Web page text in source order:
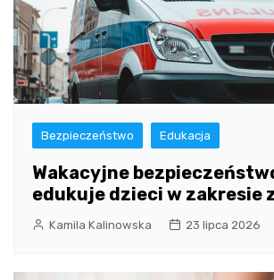
Bezpieczeństwo Edukacja
Wakacyjne
edukuje dzieci w zakresie
Kamila Kalinowska 23 lipca 2026